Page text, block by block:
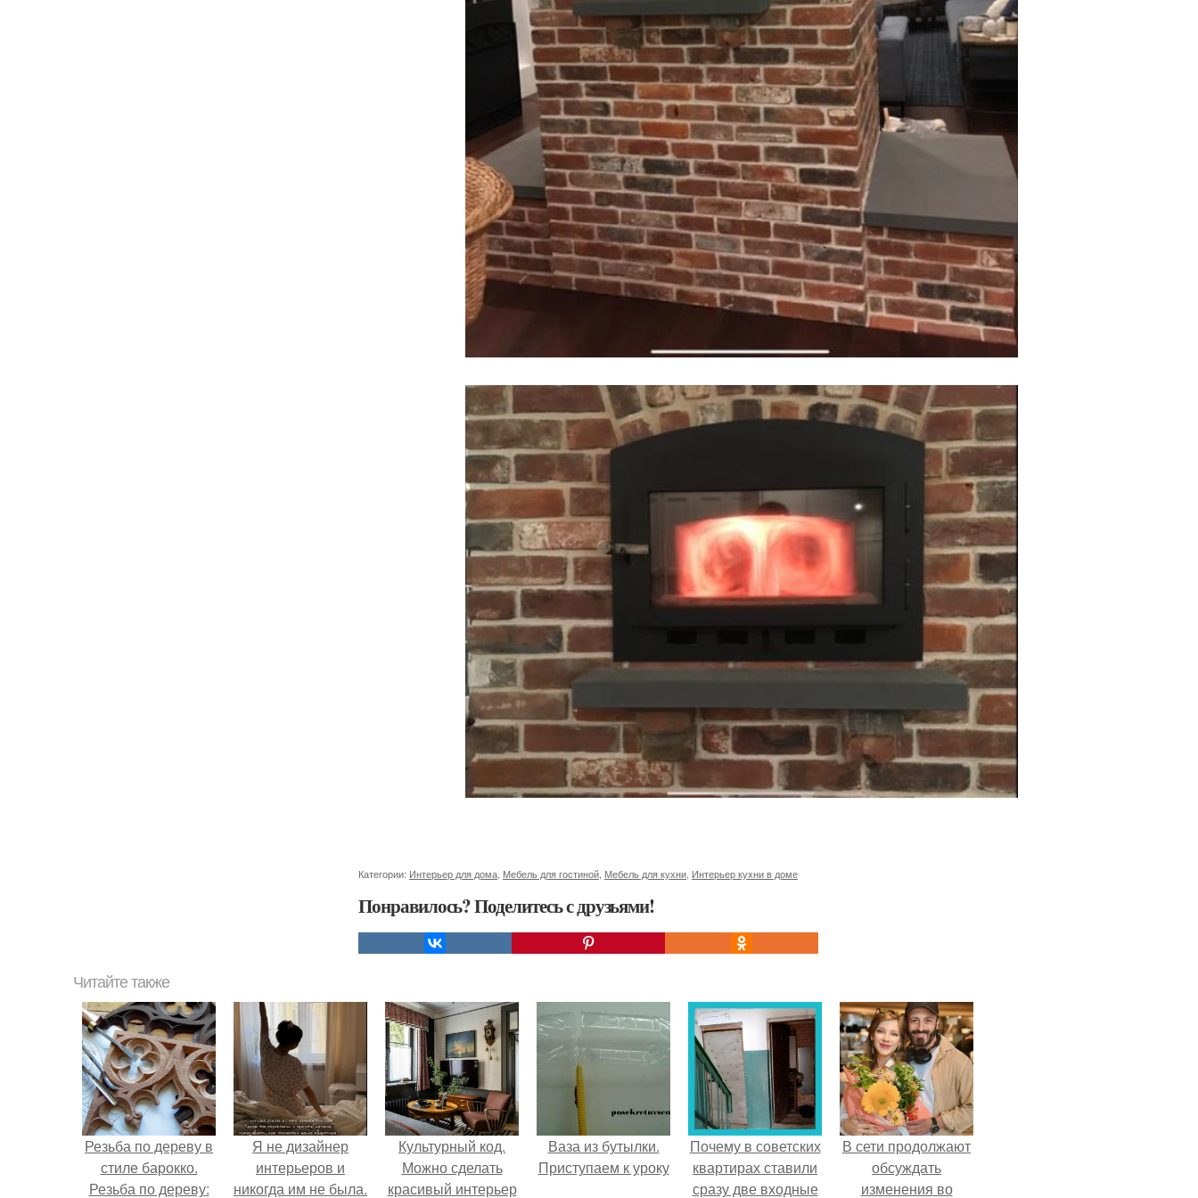
Категории: Интерьер для дома Мебель для гостиной Мебель для кухни Интерьер кухни в доме
Понравилось? Поделитесь с друзьями!
Читайте также
Резьба по дереву в
стиле барокко.
Резьба по дереву:
Я не дизайнер
интерьеров и
никогда им не была.
Культурный код.
Можно сделать
красивый интерьер
Ваза из бутылки.
Приступаем к уроку
Почему в советских
квартирах ставили
сразу две входные
В сети продолжают
обсуждать
изменения во